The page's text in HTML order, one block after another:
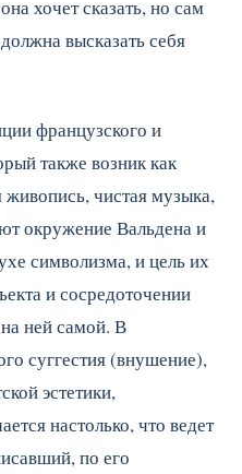
хочет сказать, но сам
высказать себя
французского и
также возник как
живопись, чистая музыка,
окружение Вальдена и
символизма, и цель их
и сосредоточении
ней самой. В
суггестия (внушение),
эстетики,
настолько, что ведет
по его